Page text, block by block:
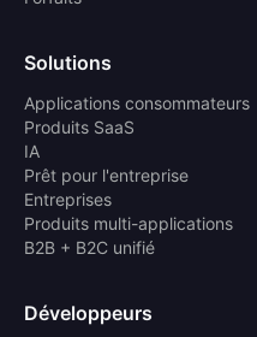
Solutions
Applications consommateurs
Produits SaaS
IA
Prêt pour l'entreprise
Entreprises
Produits multi-applications
B2B + B2C unifié
Développeurs